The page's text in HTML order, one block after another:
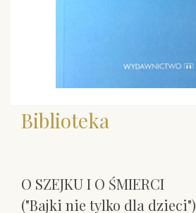
Biblioteka
O SZEJKU I O ŚMIERCI
("Bajki nie tylko dla dzieci")